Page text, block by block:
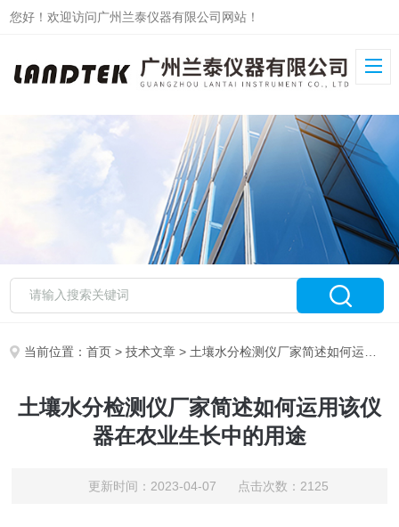
您好！欢迎访问广州兰泰仪器有限公司网站！
当前位置：首页 >技术文章 > 土壤水分检测仪厂家简述如何运用该仪器在农业生长中的用途
土壤水分检测仪厂家简述如何运用该仪
器在农业生长中的用途
更新时间：2023-04-07 点击次数：2125